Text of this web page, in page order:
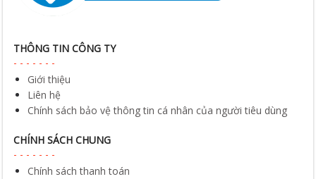
THÔNG TIN CÔNG TY
Giới thiệu
Liên hệ
Chính sách bảo vệ thông tin cá nhân của người tiêu dùng
CHÍNH SÁCH CHUNG
Chính sách thanh toán